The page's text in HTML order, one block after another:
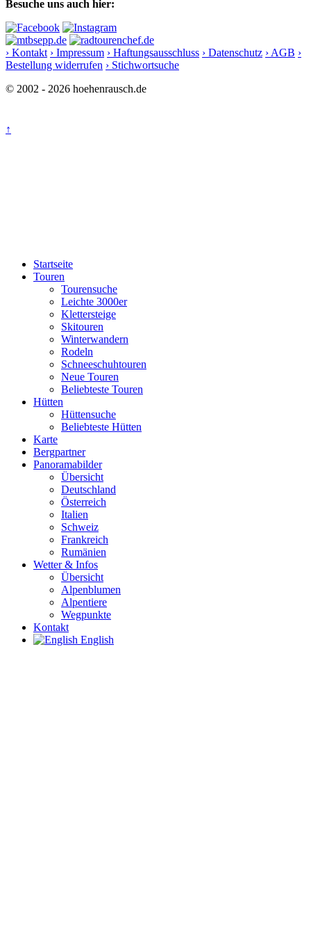
Besuche uns auch hier:
› Kontakt › Impressum › Haftungsausschluss › Datenschutz › AGB ›
Bestellung widerrufen › Stichwortsuche
© 2002 - 2026 hoehenrausch.de
↑
Startseite
Touren
Tourensuche
Leichte 3000er
Klettersteige
Skitouren
Winterwandern
Rodeln
Schneeschuhtouren
Neue Touren
Beliebteste Touren
Hütten
Hüttensuche
Beliebteste Hütten
Karte
Bergpartner
Panoramabilder
Übersicht
Deutschland
Österreich
Italien
Schweiz
Frankreich
Rumänien
Wetter & Infos
Übersicht
Alpenblumen
Alpentiere
Wegpunkte
Kontakt
English